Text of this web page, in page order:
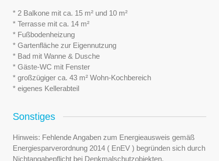
* 2 Balkone mit ca. 15 m² und 10 m²
* Terrasse mit ca. 14 m²
* Fußbodenheizung
* Gartenfläche zur Eigennutzung
* Bad mit Wanne & Dusche
* Gäste-WC mit Fenster
* großzügiger ca. 43 m² Wohn-Kochbereich
* eigenes Kellerabteil
Sonstiges
Hinweis: Fehlende Angaben zum Energieausweis gemäß
Energiesparverordnung 2014 ( EnEV ) begründen sich durch
Nichtangabepflicht bei Denkmalschutzobjekten,